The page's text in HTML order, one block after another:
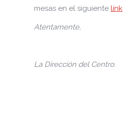
mesas en el siguiente link
Atentamente,
La Dirección del Centro.